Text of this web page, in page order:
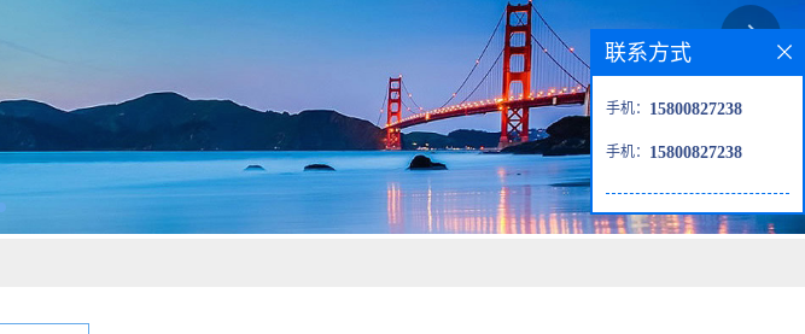
联系方式
手机： 15800827238
手机： 15800827238